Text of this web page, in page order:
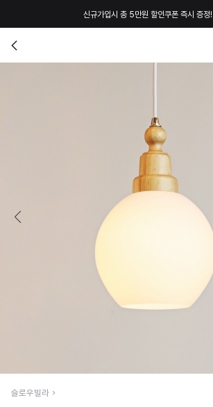
신규가입시 총 5만원 할인쿠폰 즉시 증정!
슬로우빌라